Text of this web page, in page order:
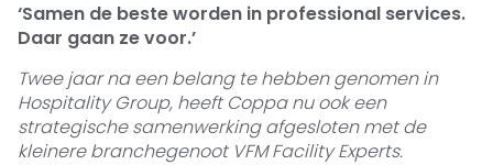
‘Samen de beste worden in professional services.
Daar gaan ze voor.’
Twee jaar na een belang te hebben genomen in
Hospitality Group, heeft Coppa nu ook een
strategische samenwerking afgesloten met de
kleinere branchegenoot VFM Facility Experts.